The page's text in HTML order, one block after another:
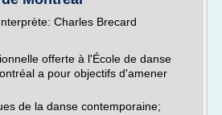
Charles Brecard
offerte à l'École de danse
a pour objectifs d'amener
de la danse contemporaine;